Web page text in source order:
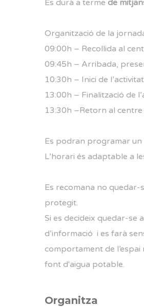
Es durà a terme de
Organització de la
09:00h – Recollida al
09:45h – Arribada,
10:30h – Inici de l’activitat
13:00h – Finalització de
13:30h –Retorn al centre
Es podran programar un
L’horari és adaptable a
Es recomana no quedar-
protegit.
Si es decideix quedar-se
d’informació i es farà
comportament de
font d'aigua potable.
Organitza